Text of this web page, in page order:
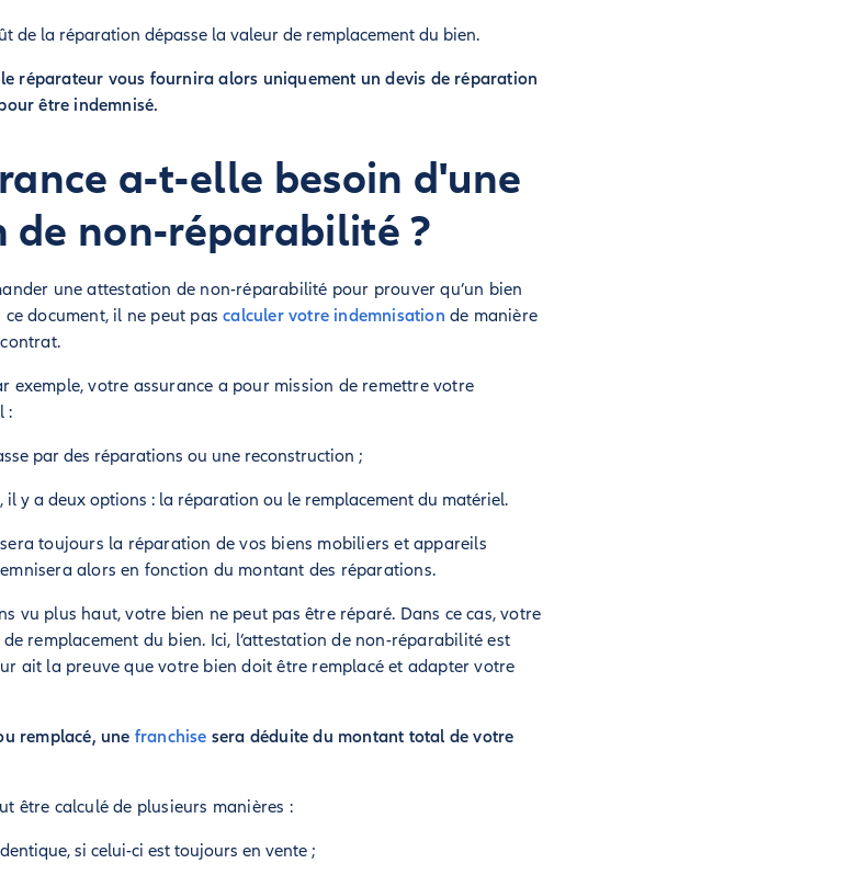
de la réparation dépasse la valeur de remplacement du bien.
réparateur vous fournira alors uniquement un devis de réparation
être indemnisé.
a-t-elle besoin d'une
non-réparabilité ?
une attestation de non-réparabilité pour prouver qu’un bien
document, il ne peut pascalculer votre indemnisation de manière
exemple, votre assurance a pour mission de remettre votre
:
par des réparations ou une reconstruction ;
il y a deux options : la réparation ou le remplacement du matériel.
toujours la réparation de vos biens mobiliers et appareils
alors en fonction du montant des réparations.
vu plus haut, votre bien ne peut pas être réparé. Dans ce cas, votre
remplacement du bien. Ici, l’attestation de non-réparabilité est
ait la preuve que votre bien doit être remplacé et adapter votre
remplacé, une franchise sera déduite du montant total de votre
être calculé de plusieurs manières :
si celui-ci est toujours en vente ;